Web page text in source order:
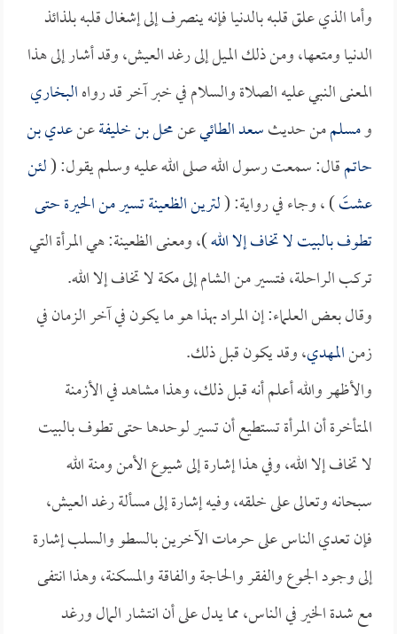
وأما الذي علق قلبه بالدنيا فإنه ينصرف إلى إشغال قلبه بلذائذ
الدنيا ومتعها، ومن ذلك الميل إلى رغد العيش، وقد أشار إلى هذا
المعنى النبي عليه الصلاة والسلام في خبر آخر قد رواهالبخاري
ومسلممن حديثسعد الطائيعنمحل بن خليفةعنعدي بن
حاتمقال: سمعت رسول الله صلى الله عليه وسلم يقول: (لئن
عشتَ) ، وجاء في رواية: (لترين الظعينة تسير من الحيرة حتى
تطوف بالبيت لا تخاف إلا الله)، ومعنى الظعينة: هي المرأة التي
تركب الراحلة، فتسير من الشام إلى مكة لا تخاف إلا الله.
وقال بعض العلماء: إن المراد بهذا هو ما يكون في آخر الزمان في
زمنالمهدي، وقد يكون قبل ذلك.
والأظهر والله أعلم أنه قبل ذلك، وهذا مشاهد في الأزمنة
المتأخرة أن المرأة تستطيع أن تسير لوحدها حتى تطوف بالبيت
لا تخاف إلا الله، وفي هذا إشارة إلى شيوع الأمن ومنة الله
سبحانه وتعالى على خلقه، وفيه إشارة إلى مسألة رغد العيش،
فإن تعدي الناس على حرمات الآخرين بالسطو والسلب إشارة
إلى وجود الجوع والفقر والحاجة والفاقة والمسكنة، وهذا انتفى
مع شدة الخير في الناس، مما يدل على أن انتشار المال ورغد